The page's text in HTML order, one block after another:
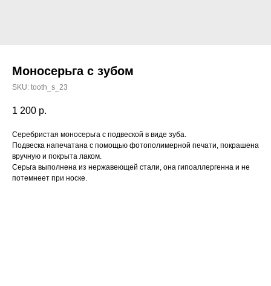
Моносерьга с зубом
SKU: tooth_s_23
1 200 р.
Серебристая моносерьга с подвеской в виде зуба.
Подвеска напечатана с помощью фотополимерной печати, покрашена
вручную и покрыта лаком.
Серьга выполнена из нержавеющей стали, она гипоаллергенна и не
потемнеет при носке.